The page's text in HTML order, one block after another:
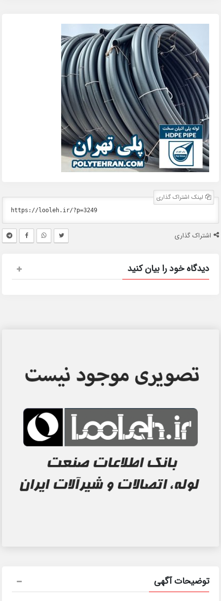
لینک اشتراک گذاری
اشتراک گذاری
دیدگاه خود را بیان کنید
توضیحات آگهی